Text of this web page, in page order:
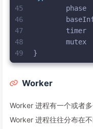
45
46
47
48
49
phase
mutex
}
Worker
Worker 进程有一个或者
Worker 进程往往分布在